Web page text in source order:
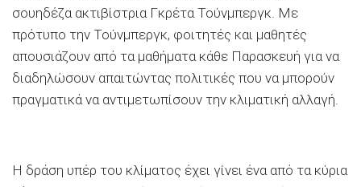
σουηδέζα ακτιβίστρια Γκρέτα Τούνμπεργκ. Με
πρότυπο την Τούνμπεργκ, φοιτητές και μαθητές
απουσιάζουν από τα μαθήματα κάθε Παρασκευή για να
διαδηλώσουν απαιτώντας πολιτικές που να μπορούν
πραγματικά να αντιμετωπίσουν την κλιματική αλλαγή.
Η δράση υπέρ του κλίματος έχει γίνει ένα από τα κύρια